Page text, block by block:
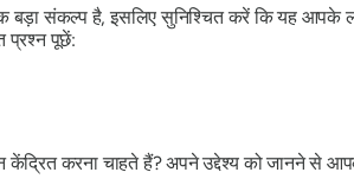
बड़ा संकल्प है, इसलिए सुनिश्चित करें कि यह आपके
प्रश्न पूछें:
केंद्रित करना चाहते हैं? अपने उद्देश्य को जानने से